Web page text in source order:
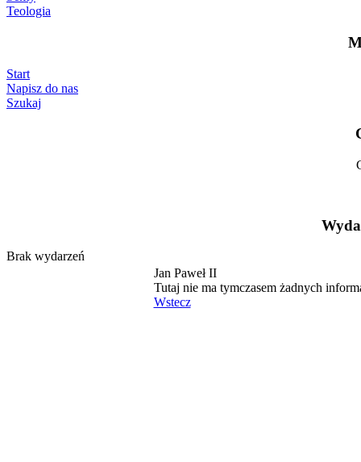
Teologia
Start
Napisz do nas
Szukaj
Brak wydarzeń
Jan Paweł II
Tutaj nie ma tymczasem żadnych
Wstecz